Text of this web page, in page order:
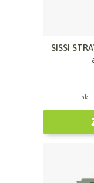
SISSI
inkl.